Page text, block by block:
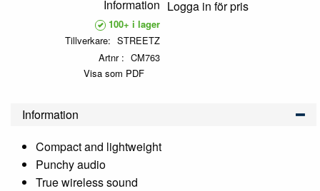
Information
100+ i lager
Tillverkare
STREETZ
Artnr
CM763
Visa som PDF
Logga in för pris
Information
Compact and lightweight
Punchy audio
True wireless sound